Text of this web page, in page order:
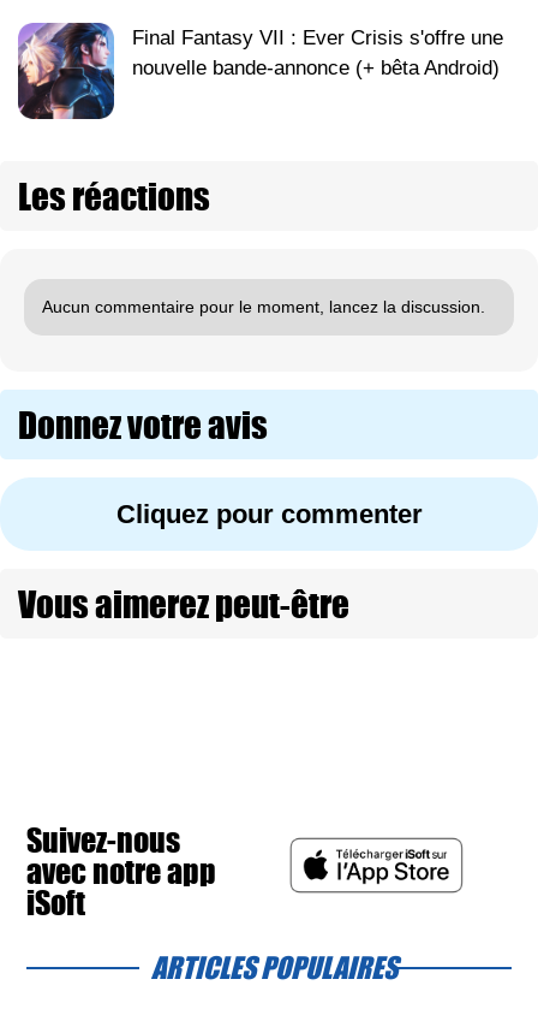
Final Fantasy VII : Ever Crisis s'offre une
nouvelle bande-annonce (+ bêta Android)
Les réactions
Aucun commentaire pour le moment, lancez la discussion.
Donnez votre avis
Cliquez pour commenter
Vous aimerez peut-être
Suivez-nous
avec notre app
iSoft
ARTICLES POPULAIRES